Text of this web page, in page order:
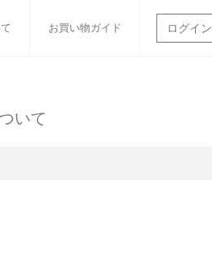
お買い物ガイド ログイン
いて